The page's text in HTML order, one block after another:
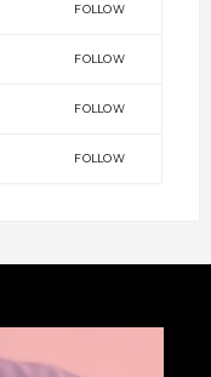
FOLLOW
FOLLOW
FOLLOW
FOLLOW